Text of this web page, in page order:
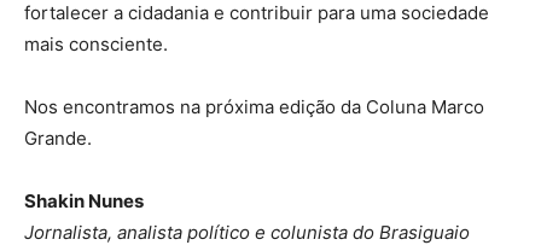
fortalecer a cidadania e contribuir para uma sociedade
mais consciente.
Nos encontramos na próxima edição da Coluna Marco
Grande.
Shakin Nunes
Jornalista, analista político e colunista do Brasiguaio